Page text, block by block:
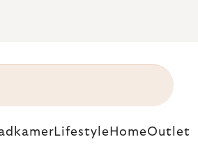
Lifestyle HomeOutlet